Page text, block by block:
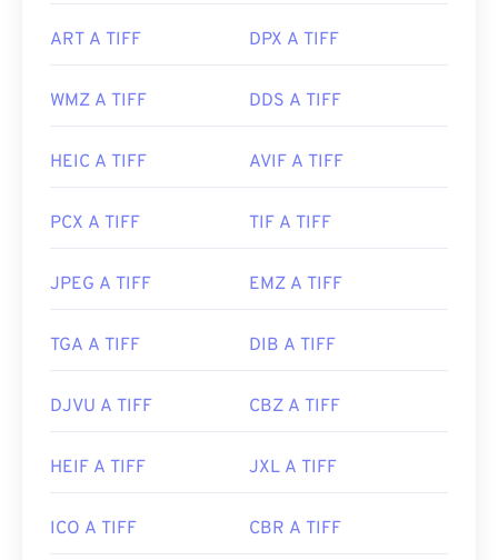
Sviluppato da:
Sony Corporation
Link utili:
https://support.d-
GNU Image Manipulation Program ( GIMP
i file TIFF.
Data di uscita iniziale:
1986
https://www.adobe.com/creativecloud/file-
https://www.file-extensions.org/tiff-file-extension
ART A TIFF DPX A TIFF
WMZ A TIFF DDS A TIFF
HEIC A TIFF AVIF A TIFF
PCX A TIFF TIF A TIFF
JPEG A TIFF EMZ A TIFF
TGA A TIFF DIB A TIFF
DJVU A TIFF CBZ A TIFF
HEIF A TIFF JXL A TIFF
ICO A TIFF CBR A TIFF